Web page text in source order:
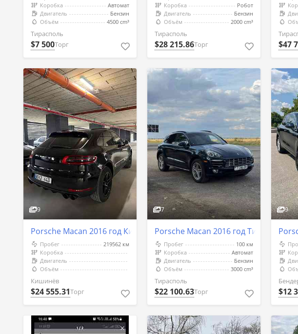
Коробка
Автомат
Двигатель
Бензин
Объём
4500 cm³
Тирасполь
$7 500Торг
Коробка
Робот
Двигатель
Бензин
Объём
2000 cm³
Тирасполь
$28 215.86Торг $47
9
Porsche Macan 2016 год Кишинёв
Пробег
219562 км
Коробка
Двигатель
Объём
Кишинёв
$24 555.31Торг
7
Porsche Macan 2016 год Тирасполь
Пробег
100 км
Коробка
Автомат
Двигатель
Бензин
Объём
3000 cm³
Тирасполь
$22 100.63Торг
9
$12